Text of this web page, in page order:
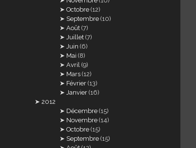
Octobre (12)
Septembre (10)
Août (7)
Juillet (7)
Juin (6)
Mai (8)
Avril (9)
Mars (12)
Février (13)
Janvier (16)
2012
Décembre (15)
Novembre (14)
Octobre (15)
Septembre (15)